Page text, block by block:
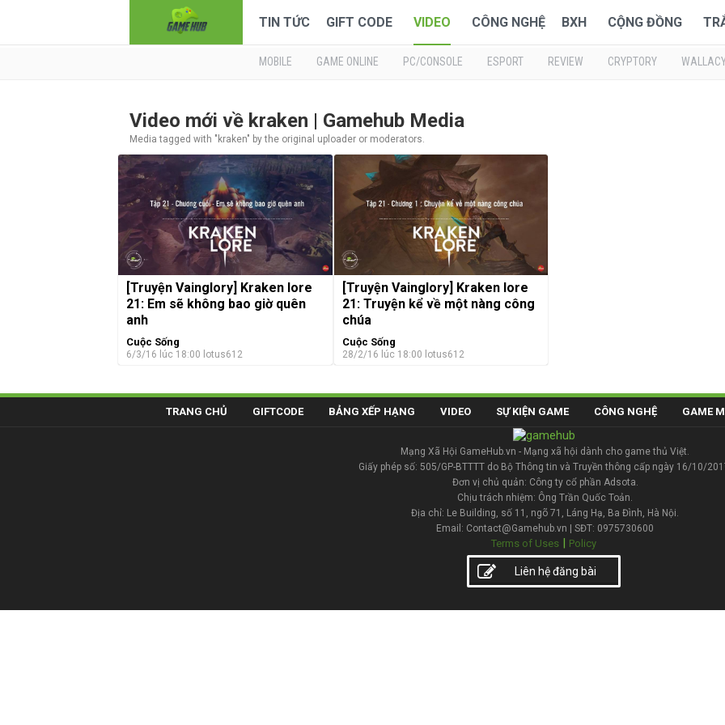
TIN TỨC GIFT CODE VIDEO CÔNG NGHỆ BXH CỘNG ĐỒNG
MOBILE GAME ONLINE PC/CONSOLE ESPORT REVIEW CRYPTORY
Video mới về kraken | Gamehub Media
Media tagged with "kraken" by the original uploader or moderators.
[Truyện Vainglory] Kraken lore
21: Em sẽ không bao giờ quên
anh
Cuộc Sống
6/3/16 lúc 18:00 lotus612
[Truyện Vainglory] Kraken lore
21: Truyện kể về một nàng công
chúa
Cuộc Sống
28/2/16 lúc 18:00 lotus612
TRANG CHỦ GIFTCODE BẢNG XẾP HẠNG VIDEO SỰ KIỆN GAME CÔNG NGHỆ GAME
Mạng Xã Hội GameHub.vn - Mạng xã hội dành cho game thủ Việt.
Giấy phép số: 505/GP-BTTTT do Bộ Thông tin và Truyền thông cấp ngày 16/10/
Đơn vị chủ quản: Công ty cổ phần Adsota.
Chịu trách nhiệm: Ông Trần Quốc Toản.
Địa chỉ: Le Building, số 11, ngõ 71, Láng Hạ, Ba Đình, Hà Nội.
Email: Contact@Gamehub.vn | SĐT: 0975730600
Terms of Uses | Policy
Liên hệ đăng bài